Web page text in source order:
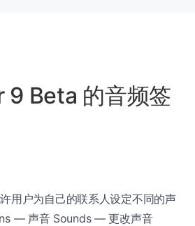
Beta 的音频签
用户为自己的联系人设定不同的声
— 声音 Sounds — 更改声音